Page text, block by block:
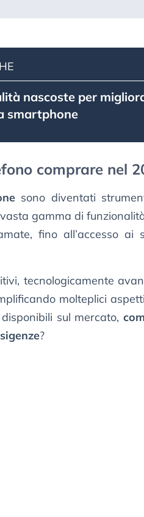
nascoste per
smartphone
comprare nel
sono diventati
gamma di
fino all’accesso
tecnologicamente
molteplici
sul mercato,
?